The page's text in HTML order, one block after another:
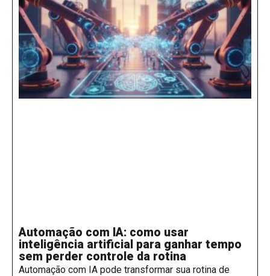
Automação com IA: como usar
inteligência artificial para ganhar tempo
sem perder controle da rotina
Automação com IA pode transformar sua rotina de